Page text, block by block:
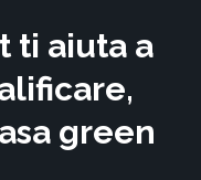
ti aiuta a
green